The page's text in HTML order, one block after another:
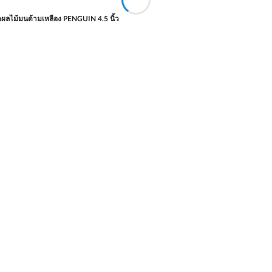
ลไม้มนด้ามเหลือง PENGUIN 4.5 นิ้ว